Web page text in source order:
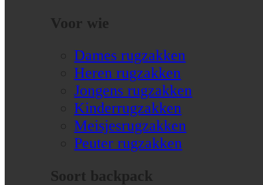
Voor wie
Dames rugzakken
Heren rugzakken
Jongens rugzakken
Kinderrugzakken
Meisjesrugzakken
Peuter rugzakken
Soort backpack